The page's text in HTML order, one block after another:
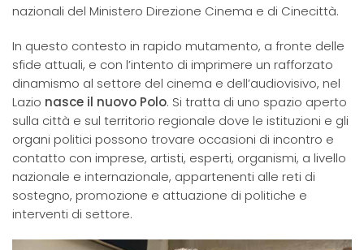
nazionali del Ministero Direzione Cinema e di Cinecittà.
In questo contesto in rapido mutamento, a fronte delle
sfide attuali, e con l’intento di imprimere un rafforzato
dinamismo al settore del cinema e dell’audiovisivo, nel
Lazio nasce il nuovo Polo. Si tratta di uno spazio aperto
sulla città e sul territorio regionale dove le istituzioni e gli
organi politici possono trovare occasioni di incontro e
contatto con imprese, artisti, esperti, organismi, a livello
nazionale e internazionale, appartenenti alle reti di
sostegno, promozione e attuazione di politiche e
interventi di settore.